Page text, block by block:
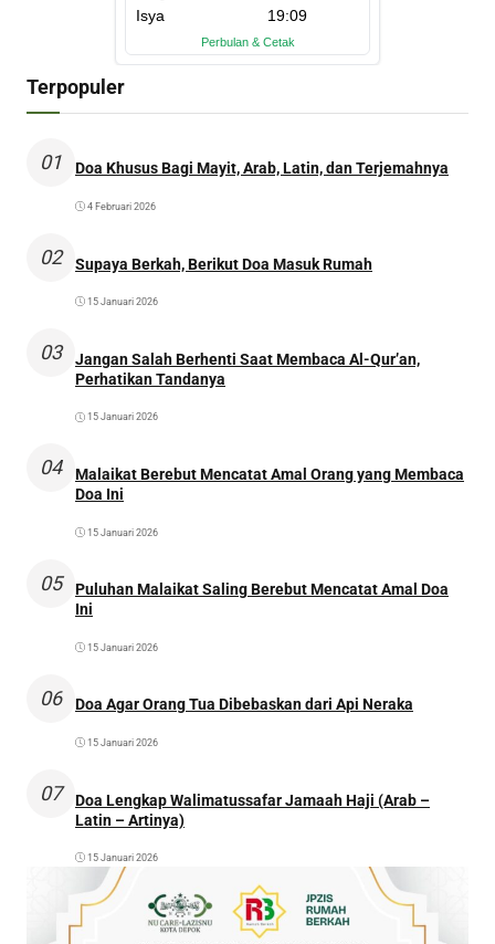
Terpopuler
01 Doa Khusus Bagi Mayit, Arab, Latin, dan Terjemahnya
4 Februari 2026
02 Supaya Berkah, Berikut Doa Masuk Rumah
15 Januari 2026
03
Jangan Salah Berhenti Saat Membaca Al-Qur’an,
Perhatikan Tandanya
15 Januari 2026
04
Malaikat Berebut Mencatat Amal Orang yang Membaca
Doa Ini
15 Januari 2026
05
Puluhan Malaikat Saling Berebut Mencatat Amal Doa
Ini
15 Januari 2026
06 Doa Agar Orang Tua Dibebaskan dari Api Neraka
15 Januari 2026
07
Doa Lengkap Walimatussafar Jamaah Haji (Arab –
Latin – Artinya)
15 Januari 2026